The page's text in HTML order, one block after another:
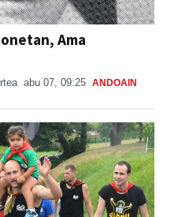
Ama
abu 07, 09:25 ANDOAIN